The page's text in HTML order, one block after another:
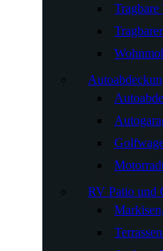
Tragbare
RV Patio und